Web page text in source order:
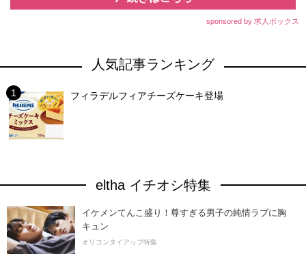
sponsored by 求人ボックス
人気記事ランキング
フィラデルフィアチーズケーキ登場
eltha イチオシ特集
イケメンてんこ盛り！尊すぎる男子の純情ラブに胸
キュン
オリコンタイアップ特集